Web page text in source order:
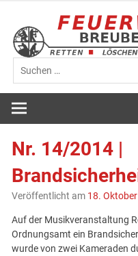
springen
Nr. 14/2014 |
Veröffentlicht am 18.
Auf der Musikveranstaltung
Ordnungsamt ein
wurde von zwei Kameraden